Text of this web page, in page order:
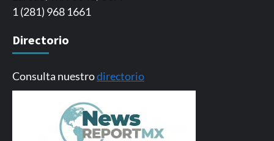
1 (281) 968 1661
Directorio
Consulta nuestrodirectorio